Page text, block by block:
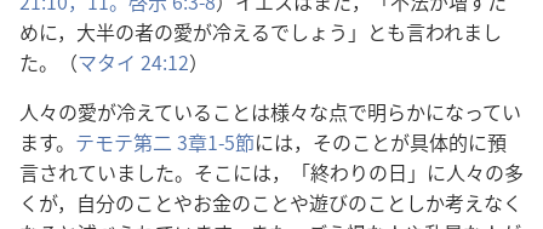
めに，大半の者の愛が冷えるでしょう」とも言われまし
た。（マタイ 24:12）
人々の愛が冷えていることは様々な点で明らかになってい
ます。 テモテ第二 3章1-5節には，そのことが具体的に預
言されていました。そこには，「終わりの日」に人々の多
くが，自分のことやお金のことや遊びのことしか考えなく